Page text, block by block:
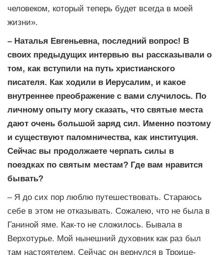
человеком, который теперь будет всегда в моей
жизни».
– Наталья Евгеньевна, последний вопрос! В
своих предыдущих интервью вы рассказывали о
том, как вступили на путь христианского
писателя. Как ходили в Иерусалим, и какое
внутреннее преображение с вами случилось. По
личному опыту могу сказать, что святые места
дают очень большой заряд сил. Именно поэтому
и существуют паломничества, как институция.
Сейчас вы продолжаете черпать силы в
поездках по святым местам? Где вам нравится
бывать?
– Я до сих пор люблю путешествовать. Стараюсь
себе в этом не отказывать. Сожалею, что не была в
Ганиной яме. Как-то не сложилось. Бывала в
Верхотурье. Мой нынешний духовник как раз был
там настоятелем. Сейчас он вернулся в Троице-